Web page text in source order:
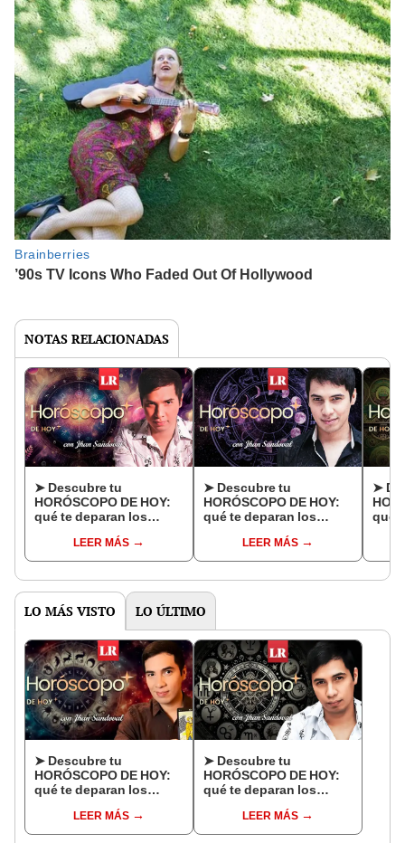
NOTAS RELACIONADAS
➤ Descubre tu
HORÓSCOPO DE HOY:
qué te deparan los
julio, según Jhan
Sandoval
LEER MÁS
➤ Descubre tu
HORÓSCOPO DE HOY:
qué te deparan los
de julio, según Jhan
Sandoval
LEER MÁS
➤
qué
LO MÁS VISTO LO ÚLTIMO
➤ Descubre tu
HORÓSCOPO DE HOY:
qué te deparan los
agosto, según Jhan
Sandoval
LEER MÁS
➤ Descubre tu
HORÓSCOPO DE HOY:
qué te deparan los
agosto, según Jhan
Sandoval
LEER MÁS